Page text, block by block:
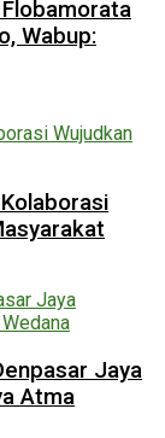
Wabup:
Jaya
Atma